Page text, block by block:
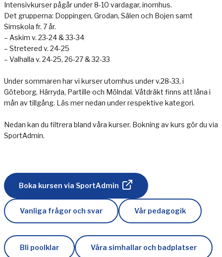
Intensivkurser pågår under 8-10 vardagar, inomhus.
Det grupperna: Doppingen, Grodan, Sälen och Bojen samt
Simskola fr. 7 år.
– Askim v. 23-24 & 33-34
– Stretered v. 24-25
– Valhalla v. 24-25, 26-27 & 32-33
Under sommaren har vi kurser utomhus under v.28-33, i
Göteborg, Härryda, Partille och Mölndal. Våtdräkt finns att låna i
mån av tillgång. Läs mer nedan under respektive kategori.
Nedan kan du filtrera bland våra kurser. Bokning av kurs gör du via
SportAdmin.
Boka kursen via SportAdmin
Vanliga frågor och svar Vår pedagogik
Bli poolklar Våra simhallar och badplatser